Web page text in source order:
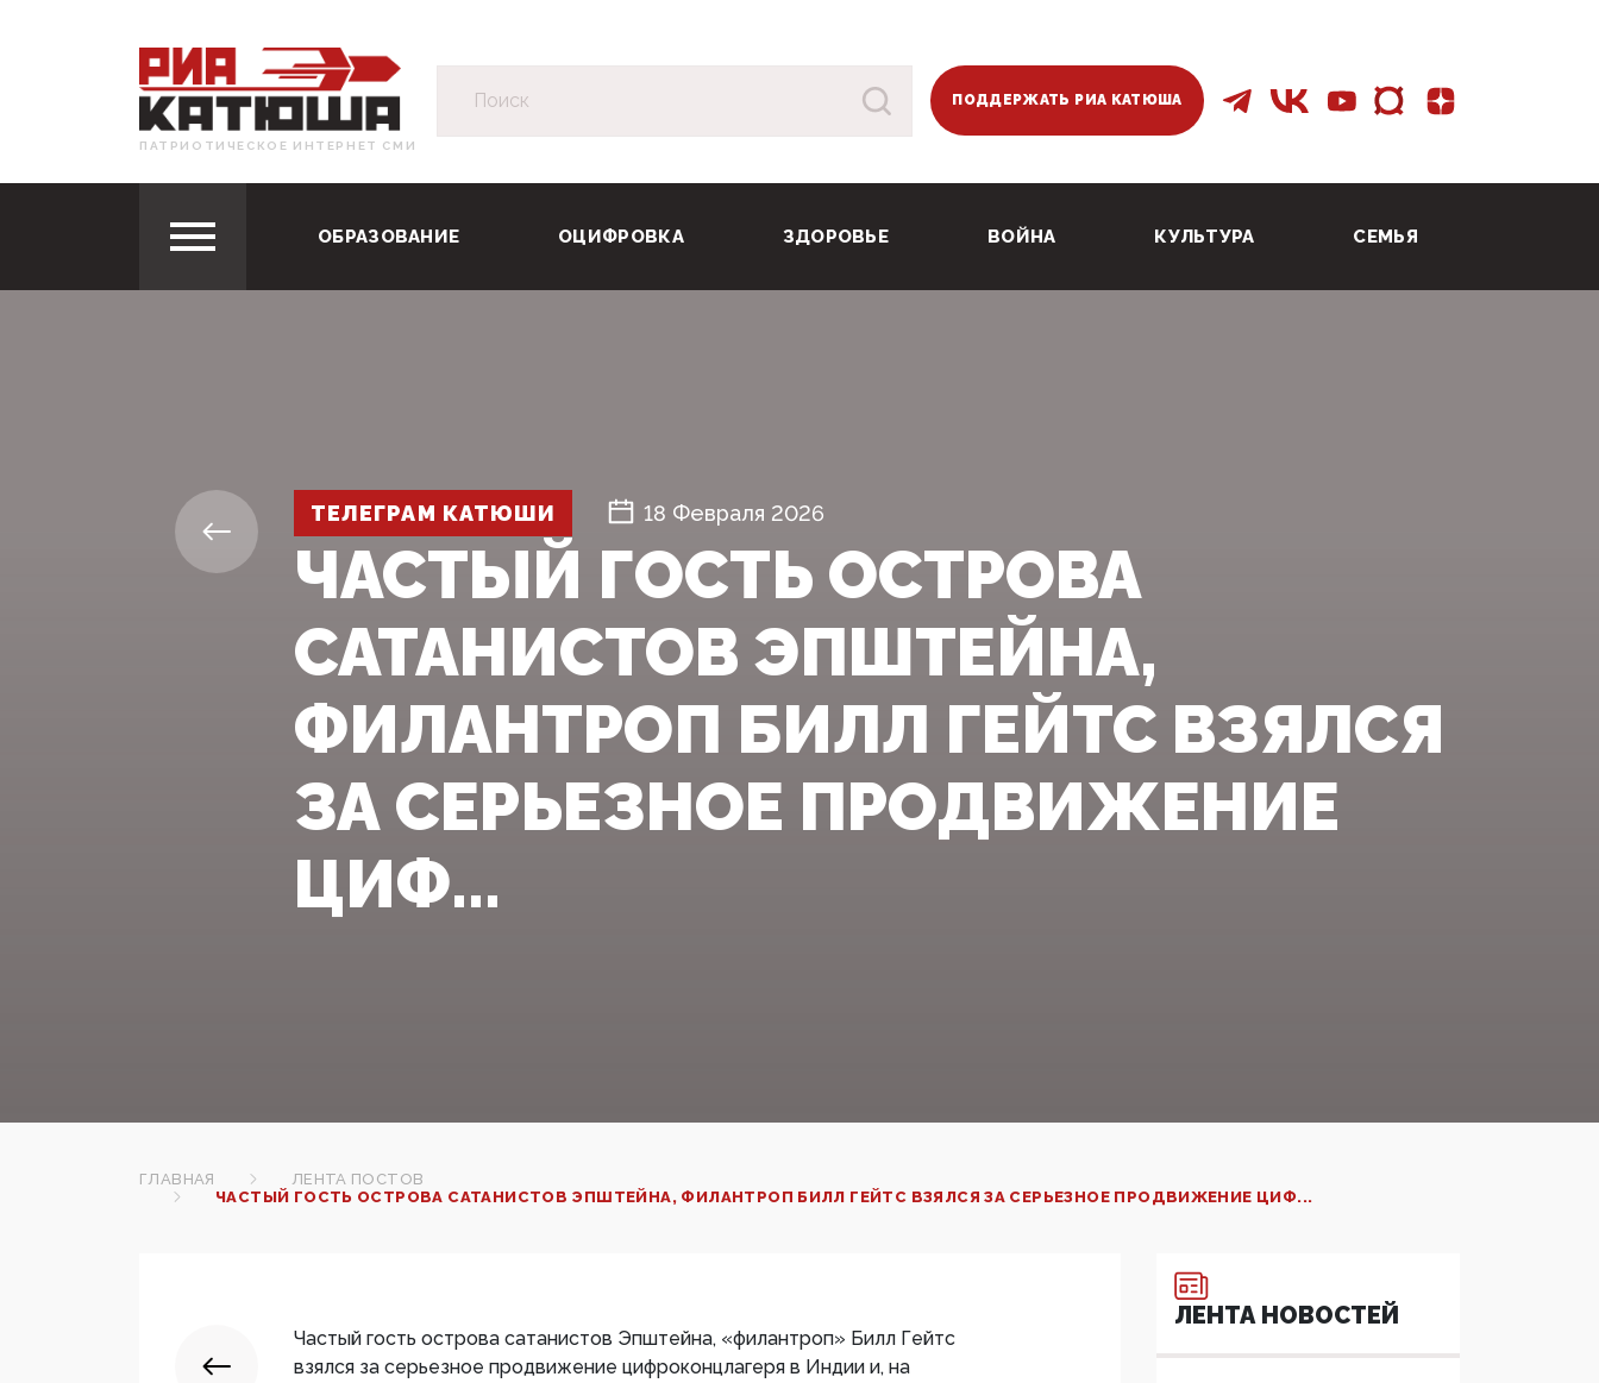
ПАТРИОТИЧЕСКОЕ ИНТЕРНЕТ СМИ
ПОДДЕРЖАТЬ РИА КАТЮША
ОБРАЗОВАНИЕ ОЦИФРОВКА ЗДОРОВЬЕ ВОЙНА КУЛЬТУРА СЕМЬЯ
ТЕЛЕГРАМ КАТЮШИ 18 Февраля 2026
ЧАСТЫЙ ГОСТЬ ОСТРОВА
САТАНИСТОВ ЭПШТЕЙНА,
ФИЛАНТРОП БИЛЛ ГЕЙТС ВЗЯЛСЯ
ЗА СЕРЬЕЗНОЕ ПРОДВИЖЕНИЕ
ЦИФ...
ГЛАВНАЯ
ЛЕНТА ПОСТОВ
ЧАСТЫЙ ГОСТЬ ОСТРОВА САТАНИСТОВ ЭПШТЕЙНА, ФИЛАНТРОП БИЛЛ ГЕЙТС ВЗЯЛСЯ ЗА СЕРЬЕЗНОЕ ПРОДВИЖЕНИЕ ЦИФ...
Частый гость острова сатанистов Эпштейна, «филантроп» Билл Гейтс
взялся за серьезное продвижение цифроконцлагеря в Индии и, на
ЛЕНТА НОВОСТЕЙ